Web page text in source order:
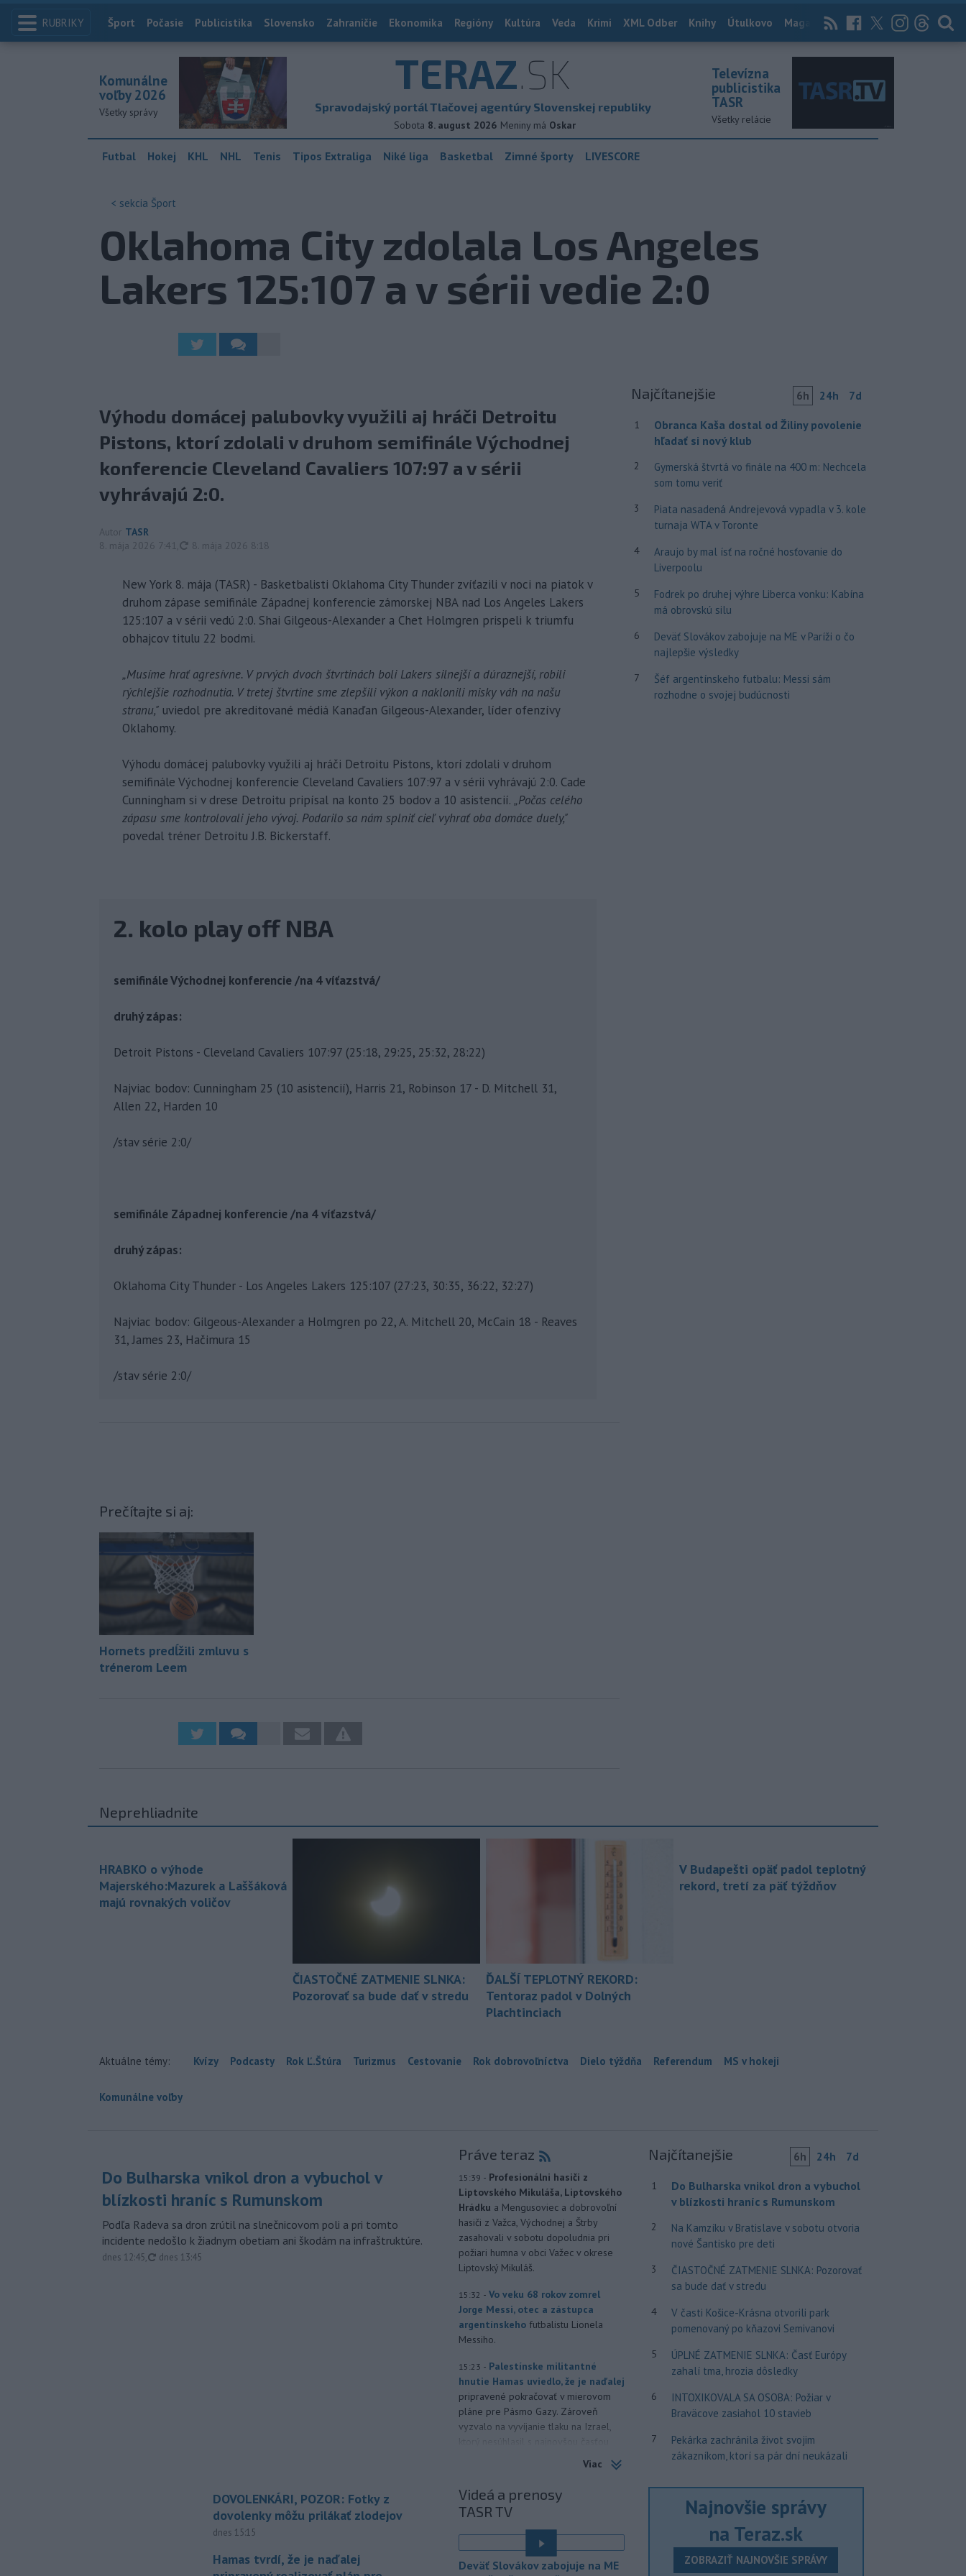
RUBRIKY Index
Šport Počasie Publicistika Slovensko Zahraničie Ekonomika Regióny Kultúra Veda Krimi XML Odber Knihy Útulkovo Magazín News Now Archív
TERAZ.SK
Spravodajský portál Tlačovej agentúry Slovenskej republiky
Sobota 8. august 2026 Meniny má Oskar
Komunálne
voľby 2026
Všetky správy
Televízna
publicistika
TASR
Všetky relácie
Futbal Hokej KHL NHL Tenis Tipos Extraliga Niké liga Basketbal Zimné športy LIVESCORE
< sekcia Šport
Oklahoma City zdolala Los Angeles
Lakers 125:107 a v sérii vedie 2:0
Výhodu domácej palubovky využili aj hráči Detroitu
Pistons, ktorí zdolali v druhom semifinále Východnej
konferencie Cleveland Cavaliers 107:97 a v sérii
vyhrávajú 2:0.
Autor TASR
8. mája 2026 7:41
aktualizované
8. mája 2026 8:18
New York 8. mája (TASR) - Basketbalisti Oklahoma City Thunder zvíťazili v noci na piatok v
druhom zápase semifinále Západnej konferencie zámorskej NBA nad Los Angeles Lakers
125:107 a v sérii vedú 2:0. Shai Gilgeous-Alexander a Chet Holmgren prispeli k triumfu
obhajcov titulu 22 bodmi.
„Musíme hrať agresívne. V prvých dvoch štvrtinách boli Lakers silnejší a dúraznejší, robili
rýchlejšie rozhodnutia. V tretej štvrtine sme zlepšili výkon a naklonili misky váh na našu
stranu," uviedol pre akreditované médiá Kanaďan Gilgeous-Alexander, líder ofenzívy
Oklahomy.
Výhodu domácej palubovky využili aj hráči Detroitu Pistons, ktorí zdolali v druhom
semifinále Východnej konferencie Cleveland Cavaliers 107:97 a v sérii vyhrávajú 2:0. Cade
Cunningham si v drese Detroitu pripísal na konto 25 bodov a 10 asistencií. „Počas celého
zápasu sme kontrolovali jeho vývoj. Podarilo sa nám splniť cieľ vyhrať oba domáce duely,"
povedal tréner Detroitu J.B. Bickerstaff.
2. kolo play off NBA
semifinále Východnej konferencie /na 4 víťazstvá/
druhý zápas:
Detroit Pistons - Cleveland Cavaliers 107:97 (25:18, 29:25, 25:32, 28:22)
Najviac bodov: Cunningham 25 (10 asistencií), Harris 21, Robinson 17 - D. Mitchell 31,
Allen 22, Harden 10
/stav série 2:0/
semifinále Západnej konferencie /na 4 víťazstvá/
druhý zápas:
Oklahoma City Thunder - Los Angeles Lakers 125:107 (27:23, 30:35, 36:22, 32:27)
Najviac bodov: Gilgeous-Alexander a Holmgren po 22, A. Mitchell 20, McCain 18 - Reaves
31, James 23, Hačimura 15
/stav série 2:0/
Prečítajte si aj:
Hornets predĺžili zmluvu s
trénerom Leem
Najčítanejšie 6h 24h 7d
1
Obranca Kaša dostal od Žiliny povolenie
hľadať si nový klub
2
Gymerská štvrtá vo finále na 400 m: Nechcela
som tomu veriť
3
Piata nasadená Andrejevová vypadla v 3. kole
turnaja WTA v Toronte
4
Araujo by mal ísť na ročné hosťovanie do
Liverpoolu
5
Fodrek po druhej výhre Liberca vonku: Kabína
má obrovskú silu
6
Deväť Slovákov zabojuje na ME v Paríži o čo
najlepšie výsledky
7
Šéf argentínskeho futbalu: Messi sám
rozhodne o svojej budúcnosti
Neprehliadnite
HRABKO o výhode
Majerského:Mazurek a Laššáková
majú rovnakých voličov
ČIASTOČNÉ ZATMENIE SLNKA:
Pozorovať sa bude dať v stredu
ĎALŠÍ TEPLOTNÝ REKORD:
Tentoraz padol v Dolných
Plachtinciach
V Budapešti opäť padol teplotný
rekord, tretí za päť týždňov
Aktuálne témy: Kvízy Podcasty Rok Ľ.Štúra Turizmus Cestovanie Rok dobrovoľníctva Dielo týždňa Referendum MS v hokeji
Komunálne voľby
Do Bulharska vnikol dron a vybuchol v
blízkosti hraníc s Rumunskom
Podľa Radeva sa dron zrútil na slnečnicovom poli a pri tomto
incidente nedošlo k žiadnym obetiam ani škodám na infraštruktúre.
dnes 12:45, aktualizované
dnes 13:45
DOVOLENKÁRI, POZOR: Fotky z
dovolenky môžu prilákať zlodejov
dnes 15:15
Hamas tvrdí, že je naďalej
Práve teraz
15:39 - Profesionálni hasiči z
Liptovského Mikuláša, Liptovského
Hrádku a Mengusoviec a dobrovoľní
hasiči z Važca, Východnej a Štrby
zasahovali v sobotu dopoludnia pri
požiari humna v obci Važec v okrese
Liptovský Mikuláš.
15:32 - Vo veku 68 rokov zomrel
Jorge Messi, otec a zástupca
argentínskeho futbalistu Lionela
Messiho.
15:23 - Palestínske militantné
hnutie Hamas uviedlo, že je naďalej
pripravené pokračovať v mierovom
pláne pre Pásmo Gazy. Zároveň
vyzvalo na vyvíjanie tlaku na Izrael,
útokoch podľa prezidenta
Volodymyra
žiadna nepoškodená tepelná
15:12 - Polícia varuje pred
Viac
Videá a prenosy
TASR TV
Deväť Slovákov zabojuje na ME
Najčítanejšie 6h 24h 7d
1
Do Bulharska vnikol dron a vybuchol
v blízkosti hraníc s Rumunskom
2
Na Kamzíku v Bratislave v sobotu otvoria
nové Šantisko pre deti
3
ČIASTOČNÉ ZATMENIE SLNKA: Pozorovať
sa bude dať v stredu
4
V časti Košice-Krásna otvorili park
pomenovaný po kňazovi Semivanovi
5
ÚPLNÉ ZATMENIE SLNKA: Časť Európy
zahalí tma, hrozia dôsledky
6
INTOXIKOVALA SA OSOBA: Požiar v
Braväcove zasiahol 10 stavieb
7
Pekárka zachránila život svojim
zákazníkom, ktorí sa pár dní neukázali
Najnovšie správy
na Teraz.sk
ZOBRAZIŤ NAJNOVŠIE SPRÁVY